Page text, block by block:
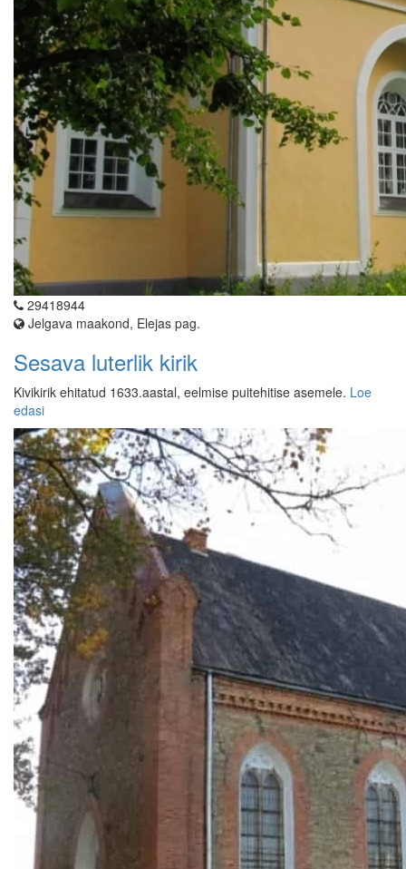
29418944
Jelgava maakond, Elejas pag.
Sesava luterlik kirik
Kivikirik ehitatud 1633.aastal, eelmise puitehitise asemele. Loe
edasi